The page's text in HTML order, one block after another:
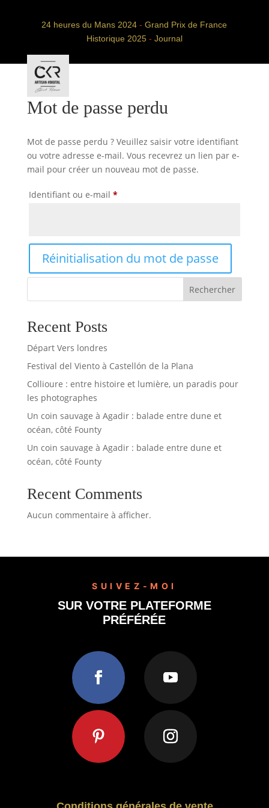
24 heures du Mans 2024 -Grand Prix de France
Historique 2025- Journal
Mot de passe perdu
Mot de passe perdu ? Veuillez saisir votre identifiant
ou votre adresse e-mail. Vous recevrez un lien par e-
mail pour créer un nouveau mot de passe.
Identifiant ou e-mail *Obligatoire
Réinitialisation du mot de passe
Rechercher
Recent Posts
Départ Vers londres
Festival del Viento à Castellón de la Plana
Collioure : entre histoire et lumière, un paradis pour
les photographes
Un coin sauvage à Agadir : balade entre dune et
océan, côté Founty
Un coin sauvage à Agadir : balade entre dune et
océan, côté Founty
Recent Comments
Aucun commentaire à afficher.
SUIVEZ-MOI
SUR VOTRE PLATEFORME
PRÉFÉRÉE